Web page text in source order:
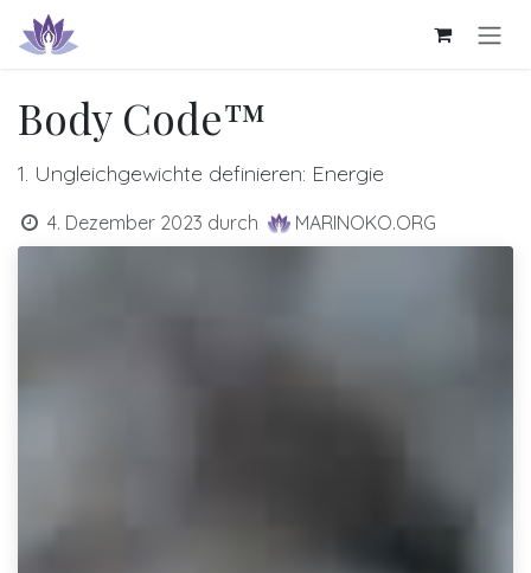
Zum Inhalt springen
Body Code™
1. Ungleichgewichte definieren: Energie
4. Dezember 2023 durch MARINOKO.ORG